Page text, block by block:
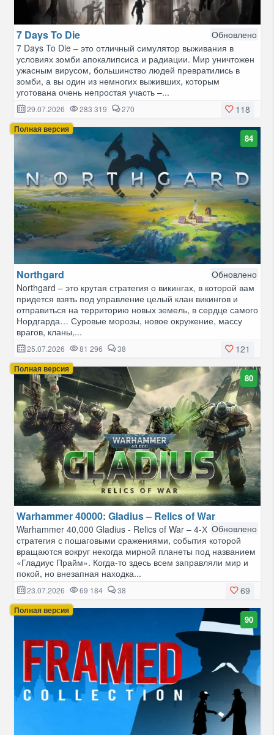
7 Days To Die
Обновлено
7 Days To Die – это отличный симулятор выживания в
условиях зомби апокалипсиса и радиации. Мир уничтожен
ужасным вирусом, большинство людей превратились в
зомби, а вы один из немногих выживших, которым
уготована очень непростая участь –...
118
29.07.2026 283 319 270
Полная версия
84
Northgard
Обновлено
Northgard – это крутая стратегия о викингах, в которой вам
придется взять под управление целый клан викингов и
отправиться на территорию новых земель, в сердце самого
Нордгарда… Суровые морозы, новое окружение, массу
врагов, кланы,...
121
25.07.2026 81 296 38
Полная версия
80
Warhammer 40000: Gladius – Relics of War
Обновлено
Warhammer 40,000 Gladius - Relics of War – 4-Х
стратегия с пошаговыми сражениями, события которой
вращаются вокруг некогда мирной планеты под названием
«Гладиус Прайм». Когда-то здесь всем заправляли мир и
покой, но внезапная находка...
69
23.07.2026 69 184 38
Полная версия
90